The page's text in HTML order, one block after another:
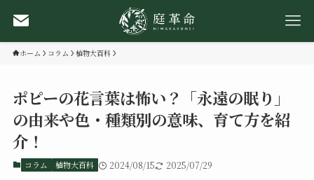
ホーム コラム 植物大百科
ポピーの花言葉は怖い？「永遠の眠り」
の由来や色・種類別の意味、育て方を紹
介！
コラム 植物大百科 2024/08/15 2025/07/29